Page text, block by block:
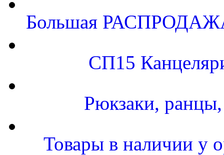
Большая
СП15
Рюкзаки,
Товары в наличии у